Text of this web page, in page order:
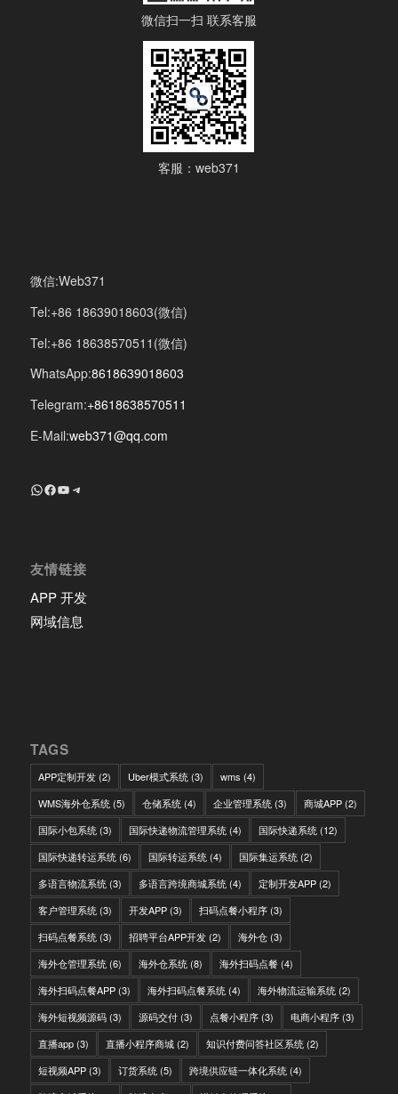
微信扫一扫 联系客服
客服：web371
微信:Web371
Tel:+86 18639018603(微信)
Tel:+86 18638570511(微信)
WhatsApp:8618639018603
Telegram:+8618638570511
E-Mail:web371@qq.com
+8618639018603
Facebook
YouTube
Telegram
友情链接
APP 开发
网域信息
TAGS
APP定制开发(2) Uber模式系统(3) wms (4)
WMS海外仓系统(5) 仓储系统(4) 企业管理系统(3) 商城APP(2)
国际小包系统(3) 国际快递物流管理系统(4) 国际快递系统(12)
国际快递转运系统(6) 国际转运系统(4) 国际集运系统(2)
多语言物流系统(3) 多语言跨境商城系统(4) 定制开发APP(2)
客户管理系统(3) 开发APP(3) 扫码点餐小程序(3)
扫码点餐系统(3) 招聘平台APP开发(2) 海外仓(3)
海外仓管理系统(6) 海外仓系统(8) 海外扫码点餐(4)
海外扫码点餐APP(3) 海外扫码点餐系统(4) 海外物流运输系统(2)
海外短视频源码(3) 源码交付(3) 点餐小程序(3) 电商小程序(3)
直播app(3) 直播小程序商城(2) 知识付费问答社区系统(2)
短视频APP(3) 订货系统(5) 跨境供应链一体化系统(4)